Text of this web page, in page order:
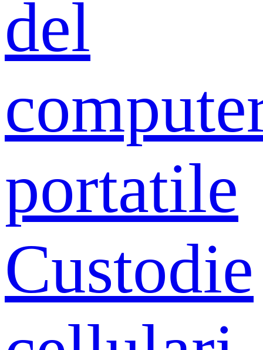
del
portatile
Custodie